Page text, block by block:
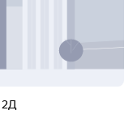
2Д